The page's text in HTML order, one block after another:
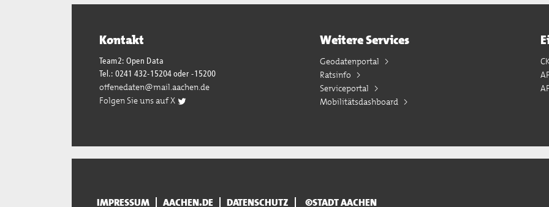
Kontakt
Team2: Open Data
Tel.: 0241 432-15204 oder -15200
offenedaten@mail.aachen.de
Folgen Sie uns auf X
Weitere Services
Geodatenportal
Ratsinfo
Serviceportal
Mobilitätsdashboard
IMPRESSUM AACHEN.DE DATENSCHUTZ ©STADT AACHEN